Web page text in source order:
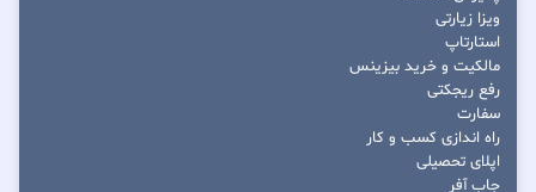
ویزا زیارتی
استارتاپ
مالکیت و خرید بیزینس
رفع ریجکتی
سفارت
راه اندازی کسب و کار
اپلای تحصیلی
جاب آفر